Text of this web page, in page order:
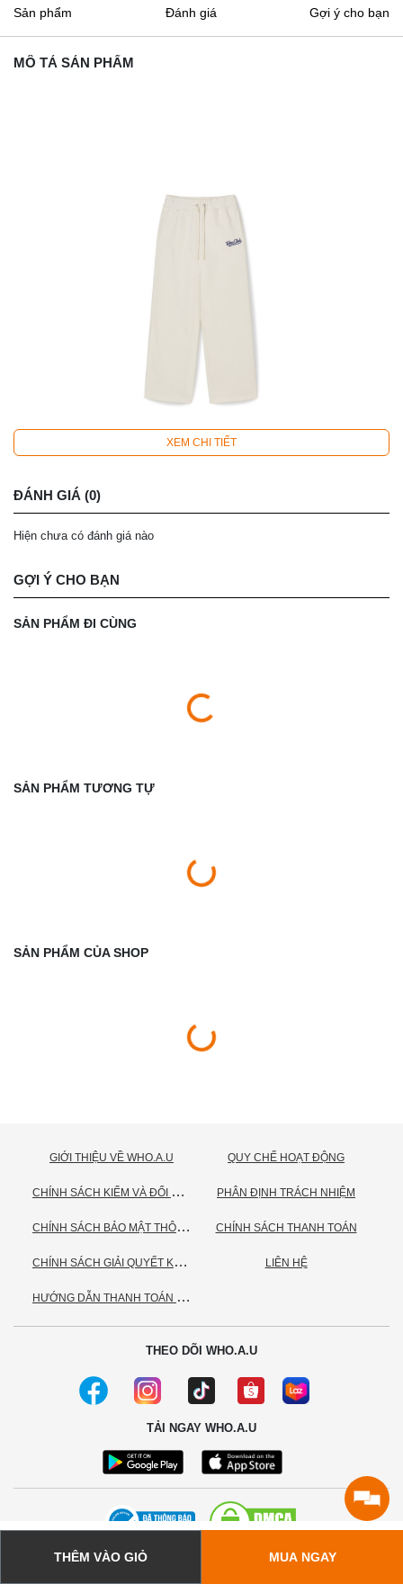
Sản phẩm Đánh giá Gợi ý cho bạn
MÔ TẢ SẢN PHẨM
XEM CHI TIẾT
ĐÁNH GIÁ (0)
Hiện chưa có đánh giá nào
GỢI Ý CHO BẠN
SẢN PHẨM ĐI CÙNG
SẢN PHẨM TƯƠNG TỰ
SẢN PHẨM CỦA SHOP
THÊM VÀO GIỎ MUA NGAY
GIỚI THIỆU VỀ WHO.A.U
C
HÍNH SÁCH KIỂM VÀ ĐỔI TRẢ HÀNG
C
HÍNH SÁCH BẢO MẬT THÔNG TIN CÁ NHÂN
C
HÍNH SÁCH GIẢI QUYẾT KHIẾU NẠI
H
ƯỚNG DẪN THANH TOÁN VNPAY
QUY CHẾ HOẠT ĐỘNG
PHÂN ĐỊNH TRÁCH NHIỆM
CHÍNH SÁCH THANH TOÁN
LIÊN HỆ
THEO DÕI WHO.A.U
TẢI NGAY WHO.A.U
© 2020 - Bản quyền thuộc về Công ty TNHH TC Commerce